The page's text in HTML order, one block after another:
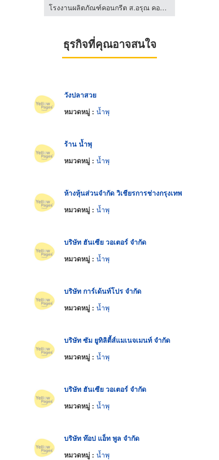
โรงงานผลิตภัณฑ์คอนกรีต ส.อรุณ คอนกรีต ปทุมธานี
ธุรกิจที่คุณอาจสนใจ
วังปลาสวย
หมวดหมู่ : น้ำพุ
ร้าน น้ำพุ
หมวดหมู่ : น้ำพุ
ห้างหุ้นส่วนจำกัด วิเชียรการช่างกรุงเทพ
หมวดหมู่ : น้ำพุ
บริษัท ฮันเซีย วอเตอร์ จำกัด
หมวดหมู่ : น้ำพุ
บริษัท การ์เด้นท์โปร จำกัด
หมวดหมู่ : น้ำพุ
บริษัท ซัม ยูทิลิตี้ส์แมเนจเมนท์ จำกัด
หมวดหมู่ : น้ำพุ
บริษัท ฮันเซีย วอเตอร์ จำกัด
หมวดหมู่ : น้ำพุ
บริษัท ท๊อป แอ็ท พูล จำกัด
หมวดหมู่ : น้ำพุ